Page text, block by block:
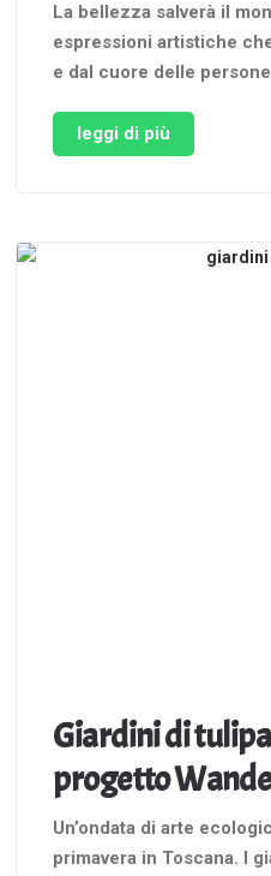
La bellezza salverà il
espressioni artistiche
e dal cuore delle
ne è un meraviglioso
Toscana, per la
leggi di più
Giardini di
progetto
Un’ondata di arte
primavera in Toscana. I